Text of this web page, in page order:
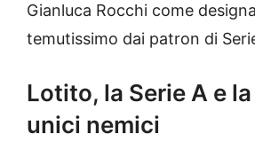
Gianluca Rocchi come
temutissimo dai patron di
Lotito, la Serie A e
unici nemici